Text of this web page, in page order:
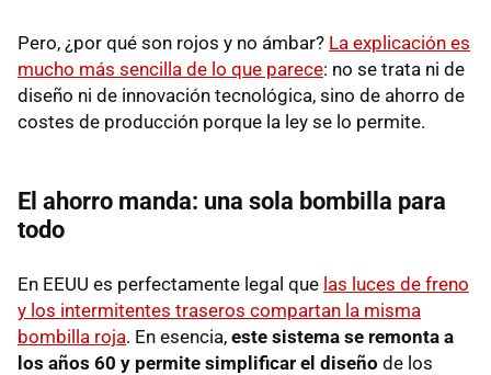
Pero, ¿por qué son rojos y no ámbar? La explicación es
mucho más sencilla de lo que parece: no se trata ni de
diseño ni de innovación tecnológica, sino de ahorro de
costes de producción porque la ley se lo permite.
El ahorro manda: una sola bombilla para
todo
En EEUU es perfectamente legal que las luces de freno
y los intermitentes traseros compartan la misma
bombilla roja. En esencia, este sistema se remonta a
los años 60 y permite simplificar el diseño de los